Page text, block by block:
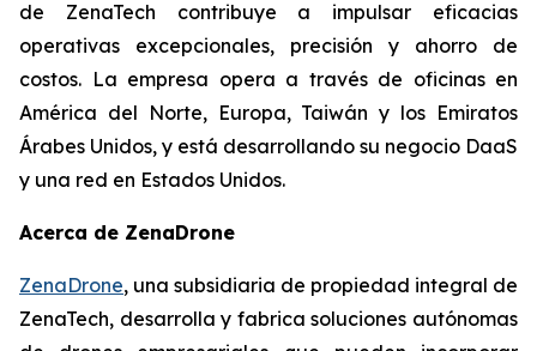
de ZenaTech contribuye a impulsar eficacias
operativas excepcionales, precisión y ahorro de
costos. La empresa opera a través de oficinas en
América del Norte, Europa, Taiwán y los Emiratos
Árabes Unidos, y está desarrollando su negocio DaaS
y una red en Estados Unidos.
Acerca de ZenaDrone
ZenaDrone, una subsidiaria de propiedad integral de
ZenaTech, desarrolla y fabrica soluciones autónomas